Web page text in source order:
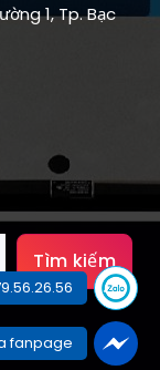
1, Tp. Bạc
Tìm kiếm
fanpage